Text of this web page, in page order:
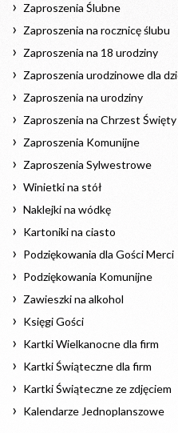
Zaproszenia Ślubne
Zaproszenia na rocznicę ślubu
Zaproszenia na 18 urodziny
Zaproszenia urodzinowe dla
Zaproszenia na urodziny
Zaproszenia na Chrzest Święty
Zaproszenia Komunijne
Zaproszenia Sylwestrowe
Winietki na stół
Naklejki na wódkę
Kartoniki na ciasto
Podziękowania dla Gości Merci
Podziękowania Komunijne
Zawieszki na alkohol
Księgi Gości
Kartki Wielkanocne dla firm
Kartki Świąteczne dla firm
Kartki Świąteczne ze zdjęciem
Kalendarze Jednoplanszowe